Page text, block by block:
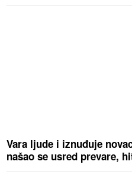
Vara ljude i iznuđuje
našao se usred prevare,